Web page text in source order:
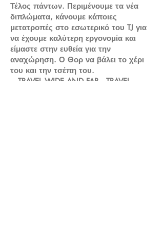
Τέλος πάντων. Περιμένουμε τα νέα
διπλώματα, κάνουμε κάποιες
μετατροπές στο εσωτερικό του TJ για
να έχουμε καλύτερη εργονομία και
είμαστε στην ευθεία για την
αναχώρηση. Ο Θορ να βάλει το χέρι
του και την τσέπη του.
TRAVEL WIDE AND FAR . TRAVEL